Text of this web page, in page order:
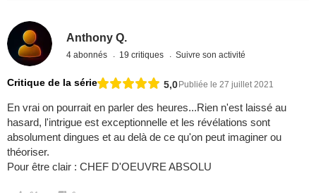
Anthony Q.
4 abonnés 19 critiques Suivre son activité
Critique de la série 5,0Publiée le 27 juillet 2021
En vrai on pourrait en parler des heures...Rien n'est laissé au
hasard, l'intrigue est exceptionnelle et les révélations sont
absolument dingues et au delà de ce qu'on peut imaginer ou
théoriser.
Pour être clair : CHEF D'OEUVRE ABSOLU